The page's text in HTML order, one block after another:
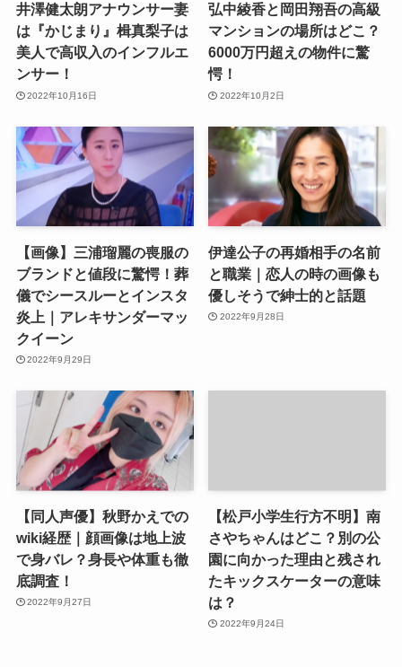
井澤健太朗アナウンサー妻
は『かじまり』楫真梨子は
美人で高収入のインフルエ
ンサー！
2022年10月16日
弘中綾香と岡田翔吾の高級
マンションの場所はどこ？
6000万円超えの物件に驚
愕！
2022年10月2日
【画像】三浦瑠麗の喪服の
ブランドと値段に驚愕！葬
儀でシースルーとインスタ
炎上｜アレキサンダーマッ
クイーン
2022年9月29日
伊達公子の再婚相手の名前
と職業｜恋人の時の画像も
優しそうで紳士的と話題
2022年9月28日
【同人声優】秋野かえでの
wiki経歴｜顔画像は地上波
で身バレ？身長や体重も徹
底調査！
2022年9月27日
【松戸小学生行方不明】南
さやちゃんはどこ？別の公
園に向かった理由と残され
たキックスケーターの意味
は？
2022年9月24日